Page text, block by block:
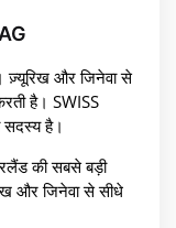
ज़्यूरिख और जिनेवा से
है। SWISS
सदस्य है।
की सबसे बड़ी
और जिनेवा से सीधे